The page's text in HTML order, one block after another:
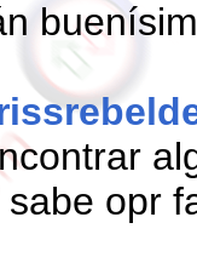
opr